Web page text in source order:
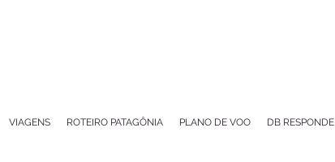
VIAGENS ROTEIRO PATAGÔNIA PLANO DE VOO DB RESPONDE